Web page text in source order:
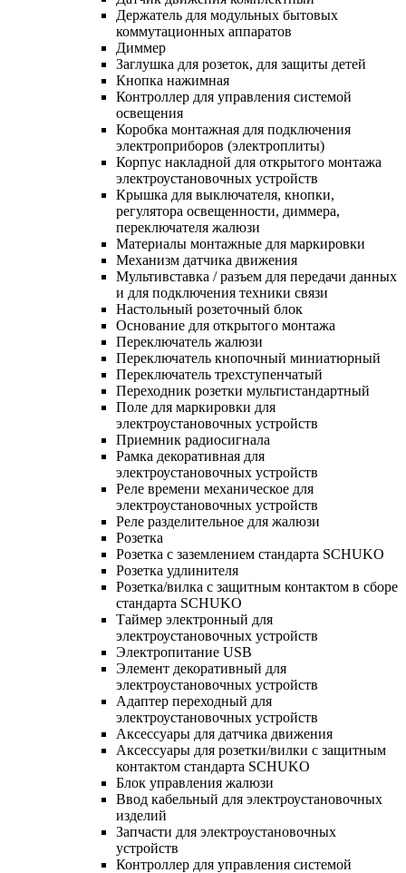
Держатель для модульных бытовых
коммутационных аппаратов
Диммер
Заглушка для розеток, для защиты детей
Кнопка нажимная
Контроллер для управления системой
освещения
Коробка монтажная для подключения
электроприборов (электроплиты)
Корпус накладной для открытого монтажа
электроустановочных устройств
Крышка для выключателя, кнопки,
регулятора освещенности, диммера,
переключателя жалюзи
Материалы монтажные для маркировки
Механизм датчика движения
Мультивставка / разъем для передачи данных
и для подключения техники связи
Настольный розеточный блок
Основание для открытого монтажа
Переключатель жалюзи
Переключатель кнопочный миниатюрный
Переключатель трехступенчатый
Переходник розетки мультистандартный
Поле для маркировки для
электроустановочных устройств
Приемник радиосигнала
Рамка декоративная для
электроустановочных устройств
Реле времени механическое для
электроустановочных устройств
Реле разделительное для жалюзи
Розетка
Розетка с заземлением стандарта SCHUKO
Розетка удлинителя
Розетка/вилка с защитным контактом в сборе
стандарта SCHUKO
Таймер электронный для
электроустановочных устройств
Электропитание USB
Элемент декоративный для
электроустановочных устройств
Адаптер переходный для
электроустановочных устройств
Аксессуары для датчика движения
Аксессуары для розетки/вилки с защитным
контактом стандарта SCHUKO
Блок управления жалюзи
Ввод кабельный для электроустановочных
изделий
Запчасти для электроустановочных
устройств
Контроллер для управления системой